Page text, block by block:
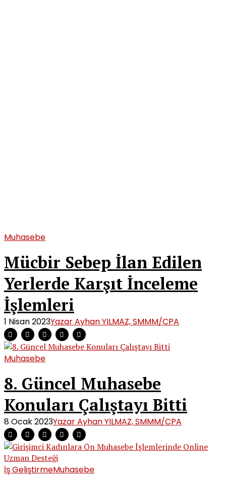
Muhasebe
Mücbir Sebep İlan Edilen
Yerlerde Karşıt İnceleme
İşlemleri
1 Nisan 2023Yazar Ayhan YILMAZ, SMMM/CPA
Muhasebe
8. Güncel Muhasebe
Konuları Çalıştayı Bitti
8 Ocak 2023Yazar Ayhan YILMAZ, SMMM/CPA
İş GeliştirmeMuhasebe